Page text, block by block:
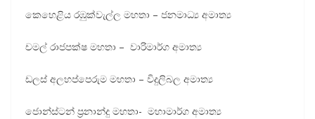
කෙහෙළිය රඹුක්වැල්ල මහතා – ජනමාධ්‍ය අමාත්‍ය
චමල් රාජපක්ෂ මහතා – වාරිමාර්ග අමාත්‍ය
ඩලස් අලහප්පෙරුම මහතා – විදුලිබල අමාත්‍ය
ජොන්ස්ටන් ප්‍රනාන්දු මහතා- මහාමාර්ග අමාත්‍ය